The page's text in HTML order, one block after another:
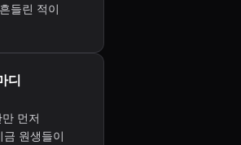
들린 적이
디
먼저
원생들이